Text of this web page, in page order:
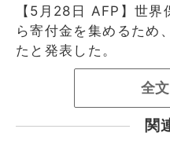
【5月28日 AFP】世
ら寄付金を集めるため
たと発表した。
全
関